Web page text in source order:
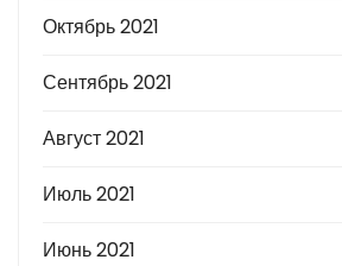
Октябрь 2021
Сентябрь 2021
Август 2021
Июль 2021
Июнь 2021